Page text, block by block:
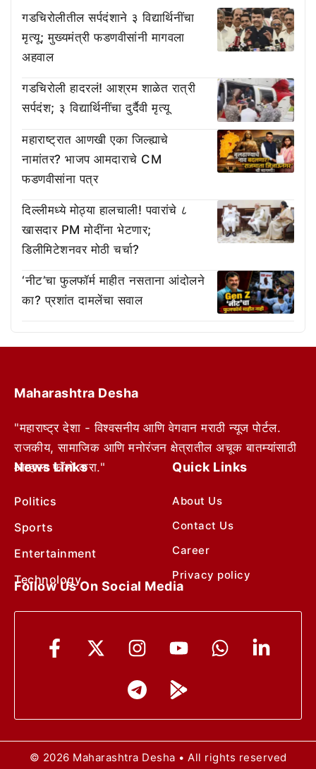
गडचिरोलीतील सर्पदंशाने ३ विद्यार्थिनींचा
मृत्यू; मुख्यमंत्री फडणवीसांनी मागवला
अहवाल
गडचिरोली हादरलं! आश्रम शाळेत रात्री
सर्पदंश; ३ विद्यार्थिनींचा दुर्दैवी मृत्यू
महाराष्ट्रात आणखी एका जिल्ह्याचे
नामांतर? भाजप आमदाराचे CM
फडणवीसांना पत्र
दिल्लीमध्ये मोठ्या हालचाली! पवारांचे ८
खासदार PM मोदींना भेटणार;
डिलीमिटेशनवर मोठी चर्चा?
‘नीट’चा फुलफॉर्म माहीत नसताना आंदोलने
का? प्रशांत दामलेंचा सवाल
Maharashtra Desha
"महाराष्ट्र देशा - विश्वसनीय आणि वेगवान मराठी न्यूज पोर्टल.
राजकीय, सामाजिक आणि मनोरंजन क्षेत्रातील अचूक बातम्यांसाठी
आम्हाला फॉलो करा."
News Links
Politics
Sports
Entertainment
Technology
Quick Links
About Us
Contact Us
Career
Privacy policy
Follow Us On Social Media
© 2026 Maharashtra Desha • All rights reserved